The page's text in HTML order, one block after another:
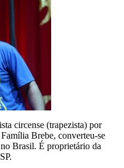
circense (trapezista) por
Brebe, converteu-se
Brasil. É proprietário da